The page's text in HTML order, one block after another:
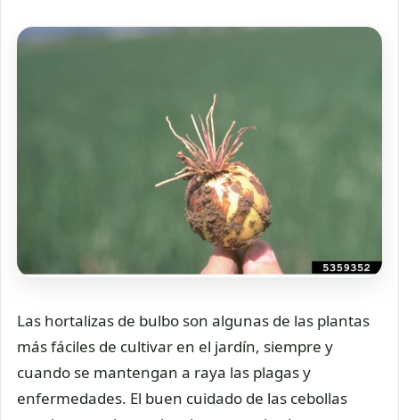
Las hortalizas de bulbo son algunas de las plantas
más fáciles de cultivar en el jardín, siempre y
cuando se mantengan a raya las plagas y
enfermedades. El buen cuidado de las cebollas